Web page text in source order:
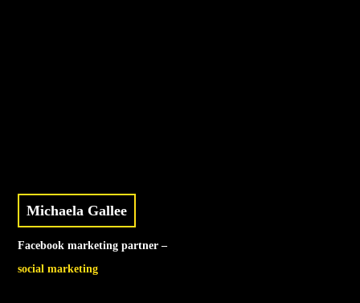
Michaela Gallee
Facebook marketing partner –
social marketing